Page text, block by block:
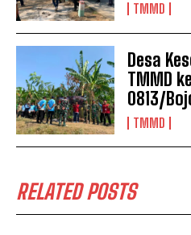
TMMD
Desa
TMMD
0813/
TMMD
RELATED POSTS